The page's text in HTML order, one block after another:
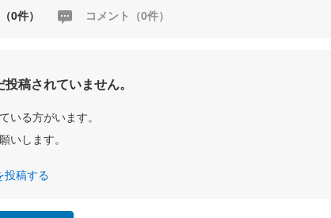
0件） コメント（0件）
稿されていません。
る方がいます。
いします。
投稿する